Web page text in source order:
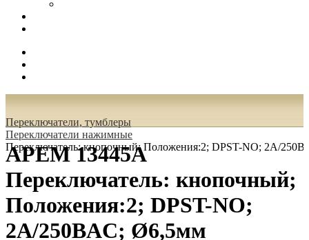
Переключатели, тумблеры
Переключатели нажимные
Переключатель: кнопочный; Положения:2; DPST-NO; 2A/
APEM 13445A
Переключатель: кнопочный;
Положения:2; DPST-NO;
2A/250ВAC; Ø6,5мм